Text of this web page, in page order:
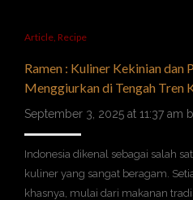
Article, Recipe
Ramen : Kuliner Kekinian dan
Menggiurkan di Tengah Tren
September 3, 2025 at 11:37 am
Indonesia dikenal sebagai salah
kuliner yang sangat beragam.
khasnya, mulai dari makanan